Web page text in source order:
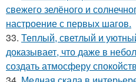
свежего зелёного и
настроение с первых шагов.
33. Теплый, светлый и
доказывает, что даже в
создать атмосферу